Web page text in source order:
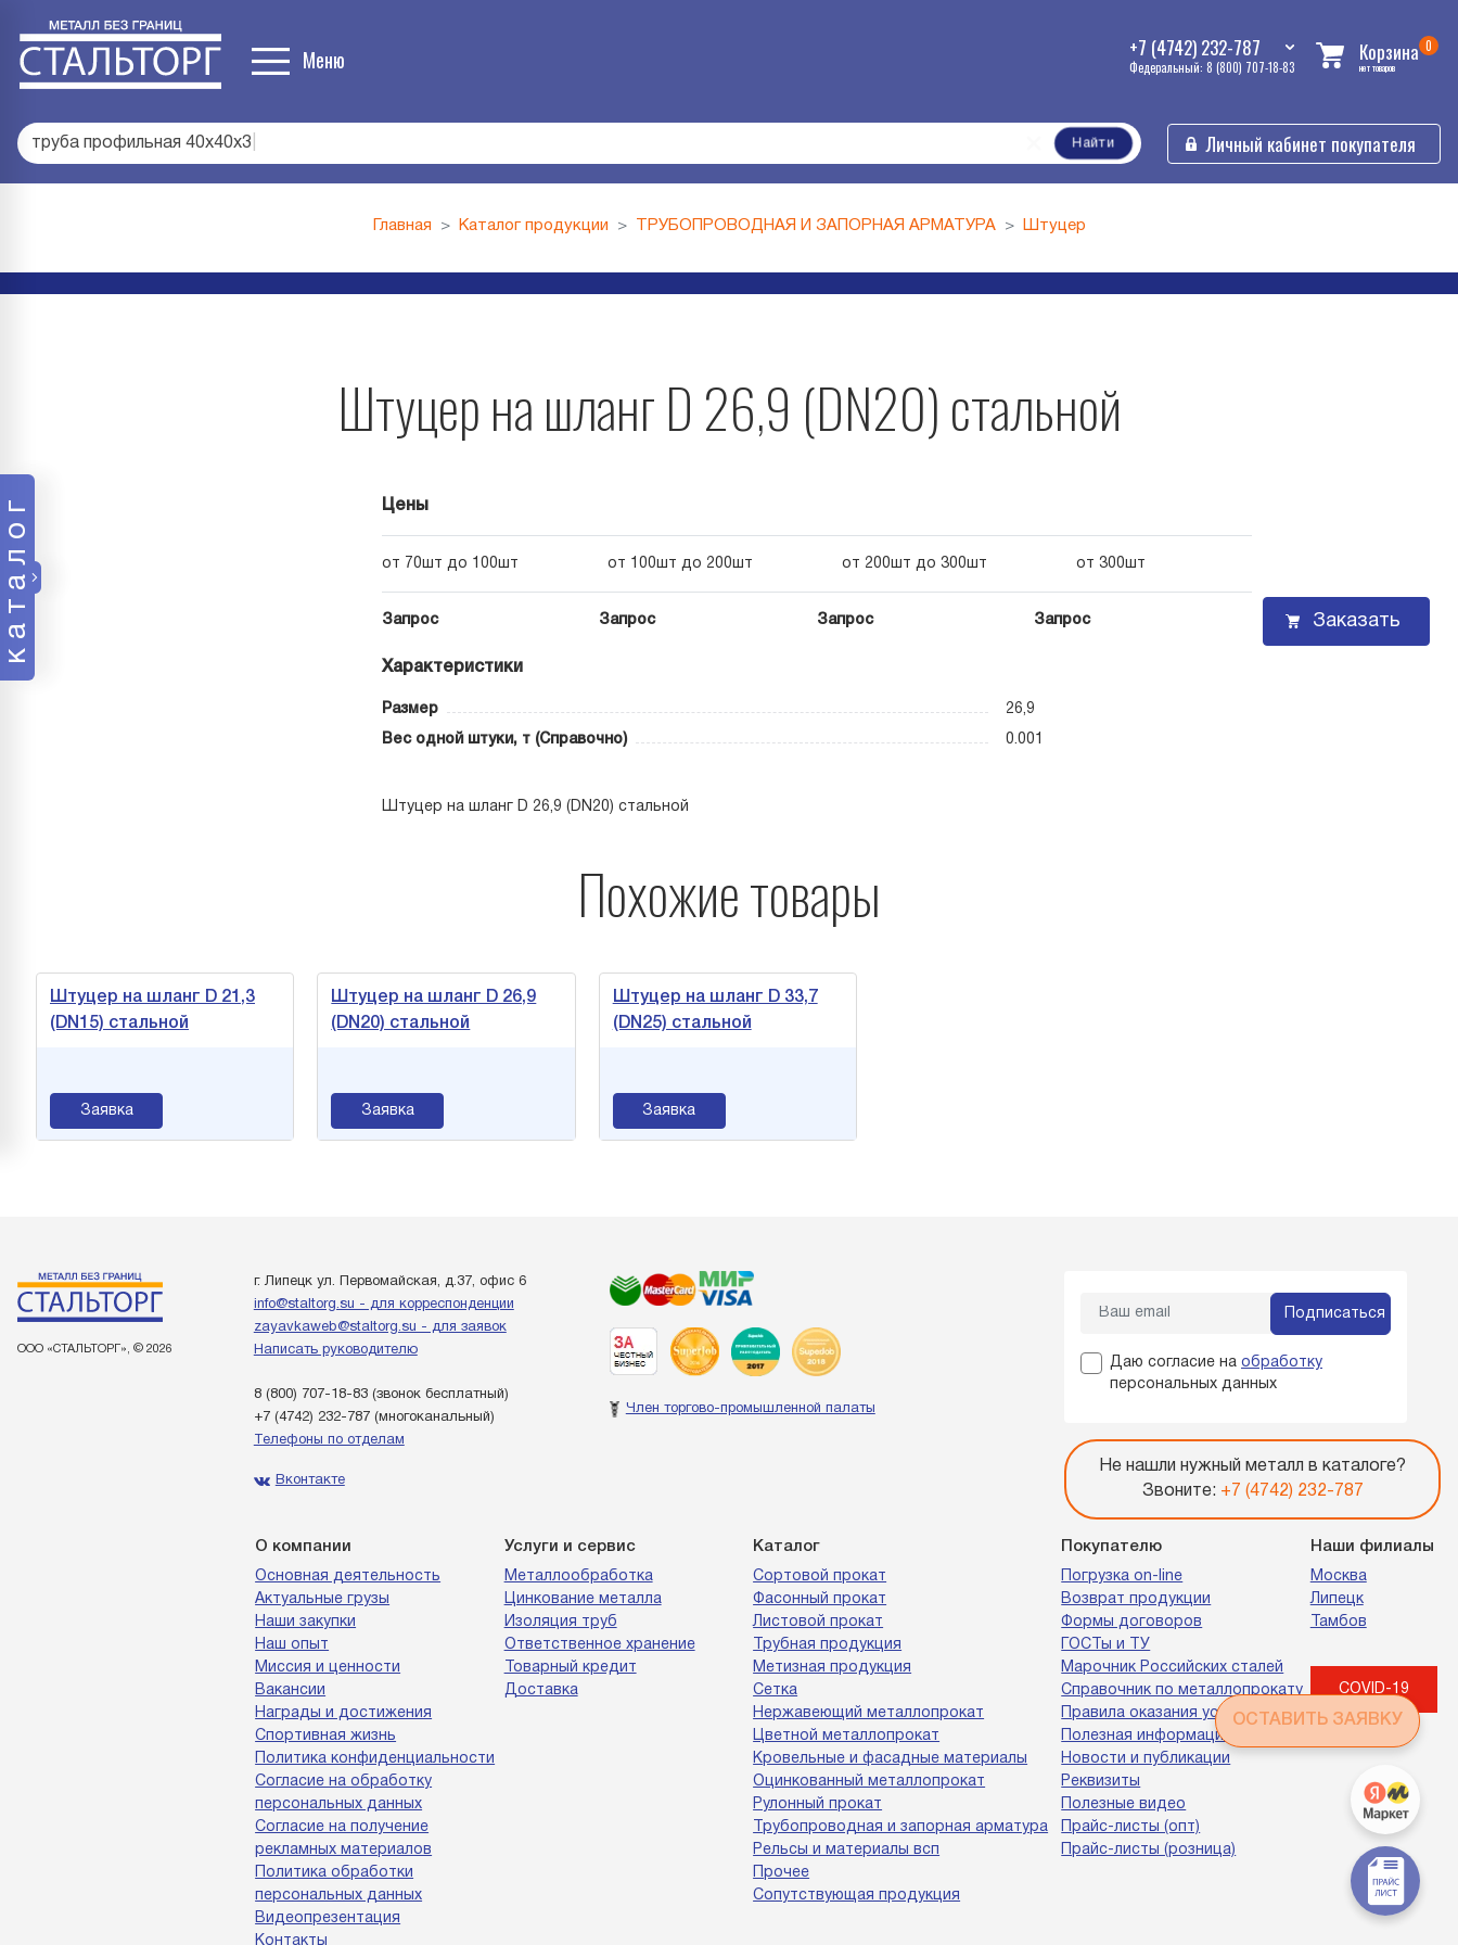
Меню +7 (4742) 232-787
Федеральный: 8 (800) 707-18-83
Корзина 0
нет товаров
труба профильная 40х40х3 Найти Личный кабинет покупателя
каталог
Главная Каталог продукции ТРУБОПРОВОДНАЯ И ЗАПОРНАЯ АРМАТУРА Штуцер
Штуцер на шланг D 26,9 (DN20) стальной
Цены
от 70шт до 100шт от 100шт до 200шт от 200шт до 300шт от 300шт
Запрос Запрос Запрос Запрос Заказать
Характеристики
Размер 26,9
Вес одной штуки, т (Справочно) 0.001
Штуцер на шланг D 26,9 (DN20) стальной
Похожие товары
Штуцер на шланг D 21,3
(DN15) стальной
Заявка
Штуцер на шланг D 26,9
(DN20) стальной
Заявка
Штуцер на шланг D 33,7
(DN25) стальной
Заявка
ООО «СТАЛЬТОРГ», © 2026
г. Липецк ул. Первомайская, д.37, офис 6
info@staltorg.su - для корреспонденции
zayavkaweb@staltorg.su - для заявок
Написать руководителю
8 (800) 707-18-83(звонок бесплатный)
+7 (4742) 232-787(многоканальный)
Телефоны по отделам
Вконтакте
О компании
Основная деятельность
Актуальные грузы
Наши закупки
Наш опыт
Миссия и ценности
Вакансии
Награды и достижения
Спортивная жизнь
Политика конфиденциальности
Согласие на обработку
персональных данных
Согласие на получение
рекламных материалов
Политика обработки
персональных данных
Видеопрезентация
Контакты
Услуги и сервис
Металлообработка
Цинкование металла
Изоляция труб
Ответственное хранение
Товарный кредит
Доставка
Каталог
Сортовой прокат
Фасонный прокат
Листовой прокат
Трубная продукция
Метизная продукция
Сетка
Нержавеющий металлопрокат
Цветной металлопрокат
Кровельные и фасадные материалы
Оцинкованный металлопрокат
Рулонный прокат
Трубопроводная и запорная арматура
Рельсы и материалы всп
Прочее
Сопутствующая продукция
Покупателю
Погрузка on-line
Возврат продукции
Формы договоров
ГОСТы и ТУ
Марочник Российских сталей
Справочник по металлопрокату
Правила оказания услуг
Полезная информация
Новости и публикации
Реквизиты
Полезные видео
Прайс-листы (опт)
Прайс-листы (розница)
Наши филиалы
Москва
Липецк
Тамбов
COVID-19
Подписаться
Даю согласие на обработку
персональных данных
Не нашли нужный металл в каталоге?
Звоните: +7 (4742) 232-787
Член торгово-промышленной палаты
ОСТАВИТЬ ЗАЯВКУ